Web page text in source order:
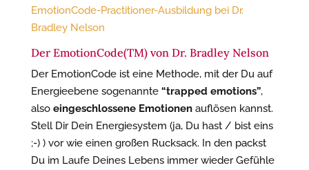
EmotionCode-Practitioner-Ausbildung bei Dr.
Bradley Nelson
Der EmotionCode(TM) von Dr. Bradley Nelson
Der EmotionCode ist eine Methode, mit der Du auf
Energieebene sogenannte “trapped emotions”,
alsoeingeschlossene Emotionenauflösen kannst.
Stell Dir Dein Energiesystem (ja, Du hast / bist eins
;-) ) vor wie einen großen Rucksack. In den packst
Du im Laufe Deines Lebens immer wieder Gefühle